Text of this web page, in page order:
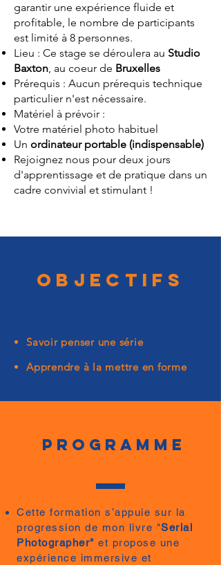
garantir une expérience fluide et
profitable, le nombre de participants
est limité à 8 personnes.
Lieu : Ce stage se déroulera au Studio
Baxton, au coeur de Bruxelles
Prérequis : Aucun prérequis technique
particulier n'est nécessaire.
Matériel à prévoir :
Votre matériel photo habituel
Un ordinateur portable (indispensable)
Rejoignez nous pour deux jours
d'apprentissage et de pratique dans un
cadre convivial et stimulant !
OBJECTIFS
Savoir penser une série
Apprendre à la mettre en forme
PROGRAMME
Cette formation s’appuie sur la
progression de mon livre "Serial
Photographer" et propose une
expérience immersive et